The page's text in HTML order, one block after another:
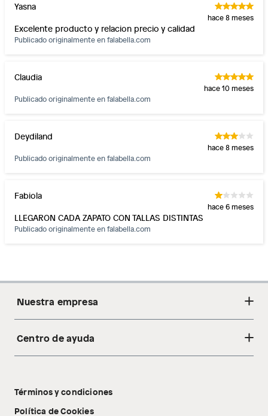
Yasna
hace 8 meses
Excelente producto y relacion precio y calidad
Publicado originalmente enfalabella.com
Claudia
hace 10 meses
Publicado originalmente enfalabella.com
Deydiland
hace 8 meses
Publicado originalmente enfalabella.com
Fabiola
hace 6 meses
LLEGARON CADA ZAPATO CON TALLAS DISTINTAS
Publicado originalmente enfalabella.com
Nuestra empresa
Acerca de nosotros
Tecnología Pillow Walk
Centro de ayuda
Libro de reclamaciones
Términos y condiciones
Política de Cookies